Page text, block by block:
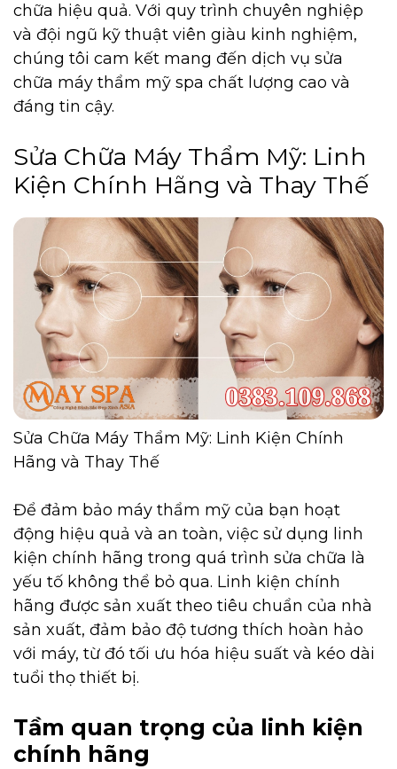
chữa hiệu quả. Với quy trình chuyên nghiệp
và đội ngũ kỹ thuật viên giàu kinh nghiệm,
chúng tôi cam kết mang đến dịch vụ sửa
chữa máy thẩm mỹ spa chất lượng cao và
đáng tin cậy.
Sửa Chữa Máy Thẩm Mỹ: Linh
Kiện Chính Hãng và Thay Thế
Sửa Chữa Máy Thẩm Mỹ: Linh Kiện Chính
Hãng và Thay Thế
Để đảm bảo máy thẩm mỹ của bạn hoạt
động hiệu quả và an toàn, việc sử dụng linh
kiện chính hãng trong quá trình sửa chữa là
yếu tố không thể bỏ qua. Linh kiện chính
hãng được sản xuất theo tiêu chuẩn của nhà
sản xuất, đảm bảo độ tương thích hoàn hảo
với máy, từ đó tối ưu hóa hiệu suất và kéo dài
tuổi thọ thiết bị.
Tầm quan trọng của linh kiện
chính hãng